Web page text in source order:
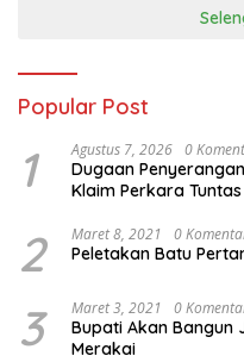
Popular Post
1 Agustus 7, 2026 0
Dugaan
Klaim Perkara
2 Maret 8, 2021 0
Peletakan Batu
3 Maret 3, 2021 0
Bupati Akan Bangun
Merakai